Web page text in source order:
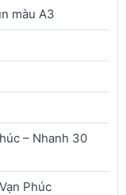
màu A3
– Nhanh 30
Phúc